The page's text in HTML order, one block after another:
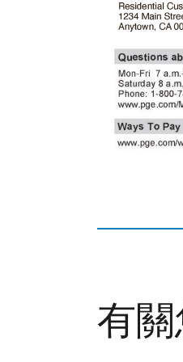
有